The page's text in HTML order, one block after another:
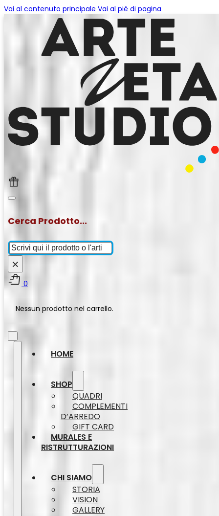
Vai al contenuto principale Vai al piè di pagina
Cerca Prodotto...
Cerca
×
0
Nessun prodotto nel carrello.
HOME
SHOP
QUADRI
COMPLEMENTI
D’ARREDO
GIFT CARD
MURALES E
RISTRUTTURAZIONI
CHI SIAMO
STORIA
VISION
GALLERY